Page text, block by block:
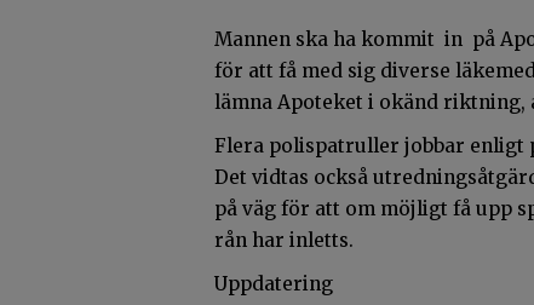
Mannen ska ha kommit in på
för att få med sig diverse
lämna Apoteket i okänd riktning,
Flera polispatruller jobbar enligt
Det vidtas också
på väg för att om möjligt få upp
rån har inletts.
Uppdatering